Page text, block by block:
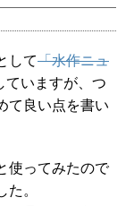
して「水作ニュ
ていますが、つ
て良い点を書い
使ってみたので
。